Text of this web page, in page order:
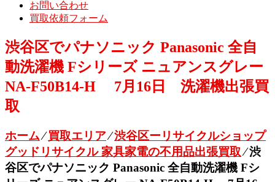
お問い合わせ
買取依頼フォーム
渋谷区でパナソニック Panasonic 全自
動洗濯機 Fシリーズ ニュアンスグレー
NA-F50B14-H 7月16日 洗濯機出張買
取
ホーム⁄買取エリア⁄渋谷区ーリサイクルショップ
グッドリサイクル 家具家電の不用品出張買取⁄渋
谷区でパナソニック Panasonic 全自動洗濯機 Fシ